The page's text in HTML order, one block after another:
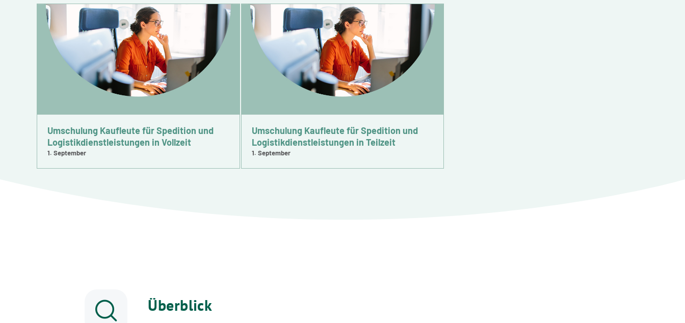
Umschulung Kaufleute für Spedition und
Logistikdienstleistungen in Vollzeit
1. September
Umschulung Kaufleute für Spedition und
Logistikdienstleistungen in Teilzeit
1. September
Überblick